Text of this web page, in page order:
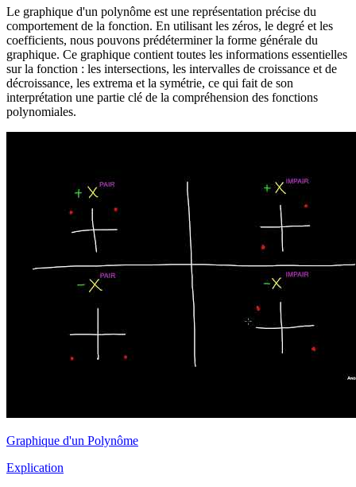
Le graphique d'un polynôme est une représentation précise du
comportement de la fonction. En utilisant les zéros, le degré et les
coefficients, nous pouvons prédéterminer la forme générale du
graphique. Ce graphique contient toutes les informations essentielles
sur la fonction : les intersections, les intervalles de croissance et de
décroissance, les extrema et la symétrie, ce qui fait de son
interprétation une partie clé de la compréhension des fonctions
polynomiales.
Graphique d'un Polynôme
Explication